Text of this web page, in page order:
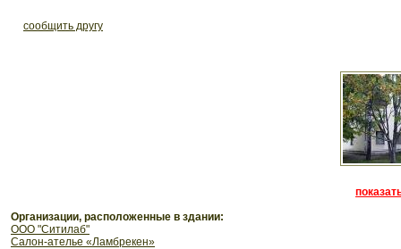
cообщить другу
Организации, расположенные в здании:
ООО "Ситилаб"
Салон-ателье «Ламбрекен»